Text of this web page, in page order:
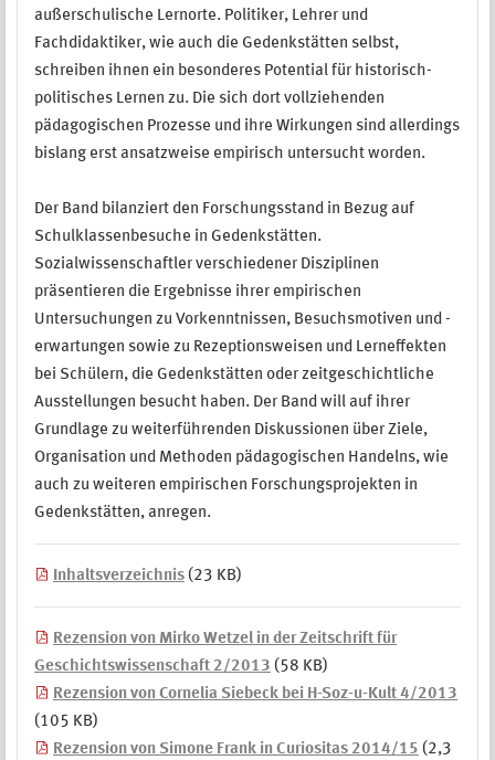
außerschulische Lernorte. Politiker, Lehrer und
Fachdidaktiker, wie auch die Gedenkstätten selbst,
schreiben ihnen ein besonderes Potential für historisch-
politisches Lernen zu. Die sich dort vollziehenden
pädagogischen Prozesse und ihre Wirkungen sind allerdings
bislang erst ansatzweise empirisch untersucht worden.
Der Band bilanziert den Forschungsstand in Bezug auf
Schulklassenbesuche in Gedenkstätten.
Sozialwissenschaftler verschiedener Disziplinen
präsentieren die Ergebnisse ihrer empirischen
Untersuchungen zu Vorkenntnissen, Besuchsmotiven und -
erwartungen sowie zu Rezeptionsweisen und Lerneffekten
bei Schülern, die Gedenkstätten oder zeitgeschichtliche
Ausstellungen besucht haben. Der Band will auf ihrer
Grundlage zu weiterführenden Diskussionen über Ziele,
Organisation und Methoden pädagogischen Handelns, wie
auch zu weiteren empirischen Forschungsprojekten in
Gedenkstätten, anregen.
Inhaltsverzeichnis (23 KB)
Rezension von Mirko Wetzel in der Zeitschrift für
Geschichtswissenschaft 2/2013 (58 KB)
Rezension von Cornelia Siebeck bei H-Soz-u-Kult 4/2013
(105 KB)
Rezension von Simone Frank in Curiositas 2014/15 (2,3